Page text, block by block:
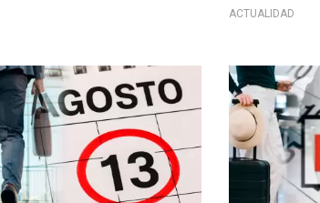
ACTUALIDAD
Calendario